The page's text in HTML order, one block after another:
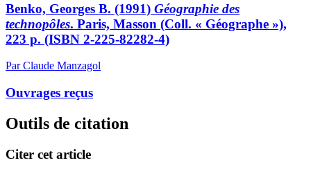
Benko, Georges B. (1991) Géographie des
technopôles. Paris, Masson (Coll. « Géographe »),
223 p. (ISBN 2-225-82282-4)
Par Claude Manzagol
Ouvrages reçus
Outils de citation
Citer cet article